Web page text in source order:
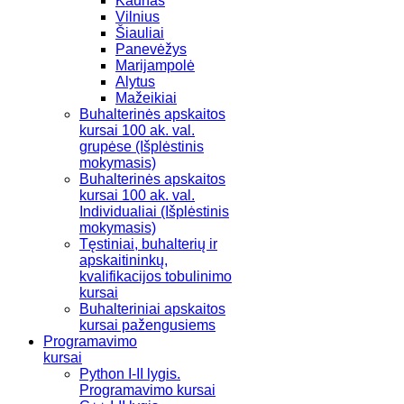
Vilnius
Šiauliai
Panevėžys
Marijampolė
Alytus
Mažeikiai
Buhalterinės apskaitos
kursai 100 ak. val.
grupėse (Išplėstinis
mokymasis)
Buhalterinės apskaitos
kursai 100 ak. val.
Individualiai (Išplėstinis
mokymasis)
Tęstiniai, buhalterių ir
apskaitininkų,
kvalifikacijos tobulinimo
kursai
Buhalteriniai apskaitos
kursai pažengusiems
Programavimo
kursai
Python I-II lygis.
Programavimo kursai